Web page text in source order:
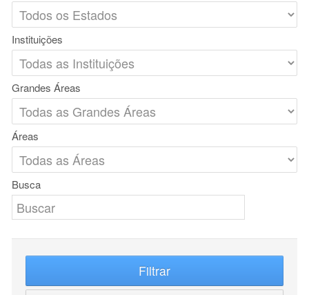
Instituições
Grandes Áreas
Áreas
Busca
Filtrar